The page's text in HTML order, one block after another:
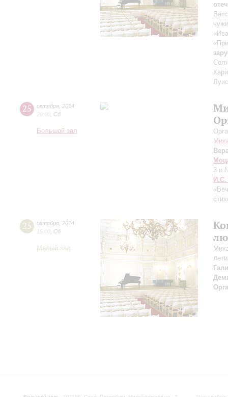
25 октября 2014
20:00 Сб
Большой зал
3 и
И.С.
25 октября 2014
15:00 Сб
Малый зал